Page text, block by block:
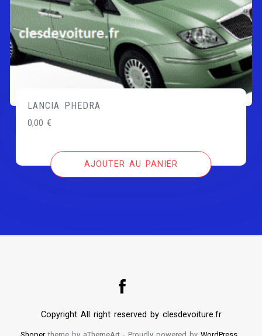
LANCIA PHEDRA
0,00€
AJOUTER AU PANIER
Copyright All right reserved by clesdevoiture.fr